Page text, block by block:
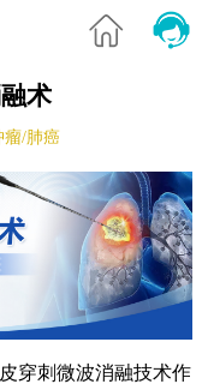
术
瘤/肺癌
穿刺微波消融技术作